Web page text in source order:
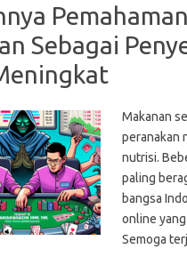
Sebagai
Makanan
peranakan
nutrisi.
paling
bangsa
online
Semoga